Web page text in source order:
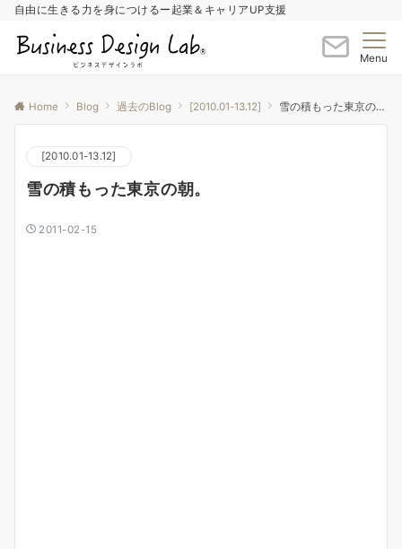
自由に生きる力を身につけるー起業＆キャリアUP支援
Menu
Home Blog 過去のBlog [2010.01-13.12] 雪の積もった東京の朝。
[2010.01-13.12]
雪の積もった東京の朝。
2011-02-15